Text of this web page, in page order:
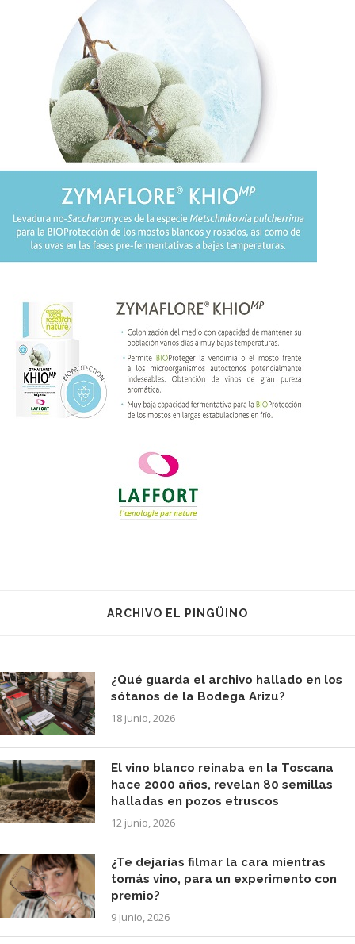
ARCHIVO EL PINGÜINO
¿Qué guarda el archivo hallado en los
sótanos de la Bodega Arizu?
18 junio, 2026
El vino blanco reinaba en la Toscana
hace 2000 años, revelan 80 semillas
halladas en pozos etruscos
12 junio, 2026
¿Te dejarías filmar la cara mientras
tomás vino, para un experimento con
premio?
9 junio, 2026